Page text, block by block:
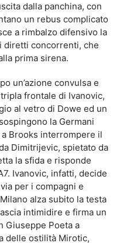
dalla panchina, con
un rebus complicato
a rimbalzo difensivo la
diretti concorrenti, che
prima sirena.
un’azione convulsa e
frontale di Ivanovic,
al vetro di Dowe ed un
la Germani
Brooks interrompere il
Dimitrijevic, spietato da
la sfida e risponde
Ivanovic, infatti, decide
per i compagni e
alza subito la testa
intimidire e firma un
Giuseppe Poeta a
delle ostilità Mirotic,